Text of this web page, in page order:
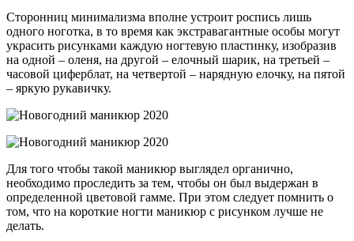
Сторонниц минимализма вполне устроит роспись лишь
одного ноготка, в то время как экстравагантные особы могут
украсить рисунками каждую ногтевую пластинку, изобразив
на одной – оленя, на другой – елочный шарик, на третьей –
часовой циферблат, на четвертой – нарядную елочку, на пятой
– яркую рукавичку.
Для того чтобы такой маникюр выглядел органично,
необходимо проследить за тем, чтобы он был выдержан в
определенной цветовой гамме. При этом следует помнить о
том, что на короткие ногти маникюр с рисунком лучше не
делать.